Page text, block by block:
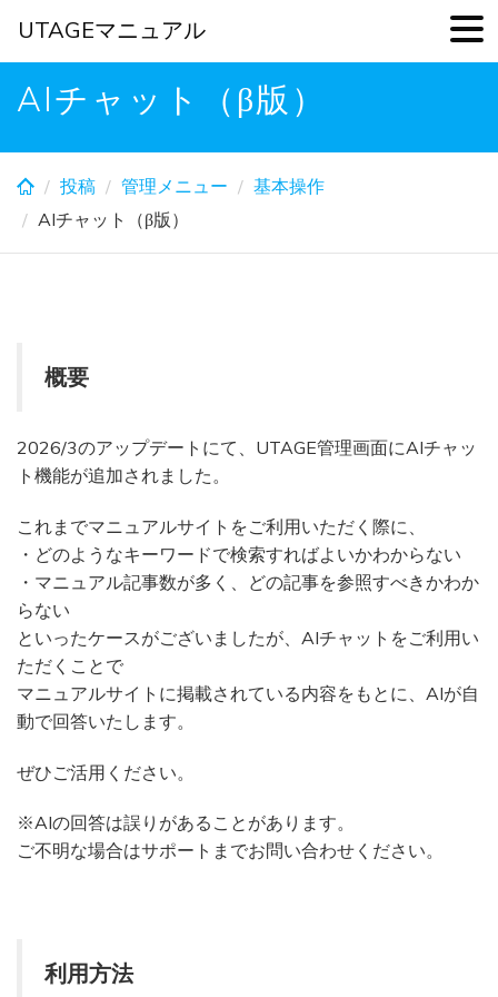
Skip
AIチャット（β版）
投稿 管理メニュー
基本操作
AIチャット（β版）
概要
2026/3のアップデートにて、UTAGE管理画面にAIチャッ
ト機能が追加されました。
これまでマニュアルサイトをご利用いただく際に、
・どのようなキーワードで検索すればよいかわからない
・マニュアル記事数が多く、どの記事を参照すべきかわか
らない
といったケースがございましたが、AIチャットをご利用い
ただくことで
マニュアルサイトに掲載されている内容をもとに、AIが自
動で回答いたします。
ぜひご活用ください。
※AIの回答は誤りがあることがあります。
ご不明な場合はサポートまでお問い合わせください。
利用方法
UTAGEマニュアル